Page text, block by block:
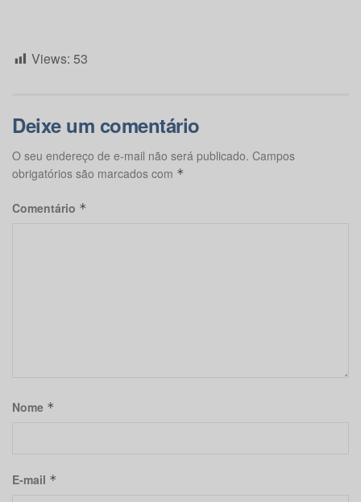
Views: 53
Deixe um comentário
O seu endereço de e-mail não será publicado. Campos
obrigatórios são marcados com *
Comentário *
Nome *
E-mail *